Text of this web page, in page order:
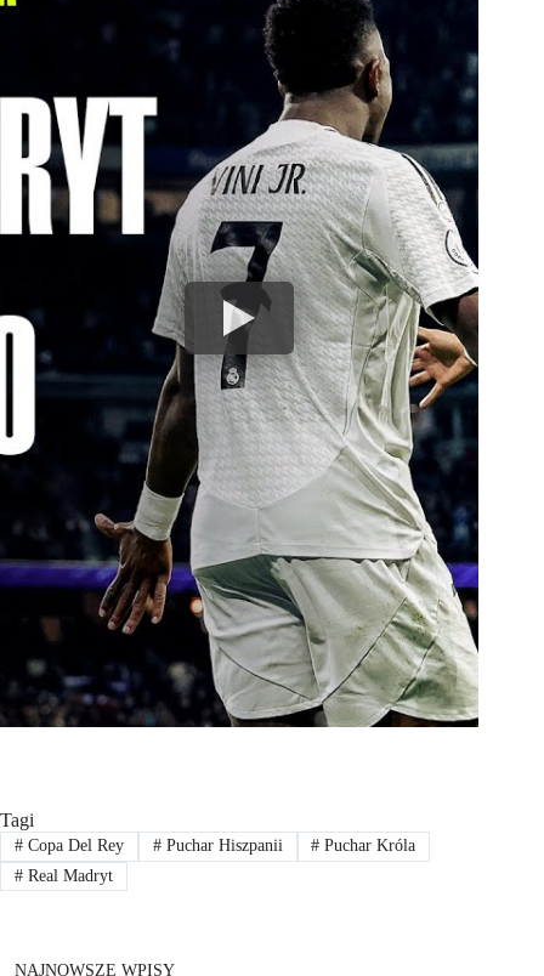
Tagi
#Copa Del Rey #Puchar Hiszpanii # Puchar Króla
#Real Madryt
NAJNOWSZE WPISY